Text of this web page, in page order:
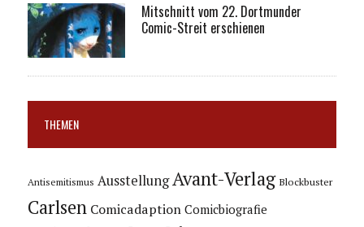
Mitschnitt vom 22. Dortmunder
Comic-Streit erschienen
THEMEN
Antisemitismus Ausstellung Avant-Verlag Blockbuster
Carlsen Comicadaption Comicbiografie